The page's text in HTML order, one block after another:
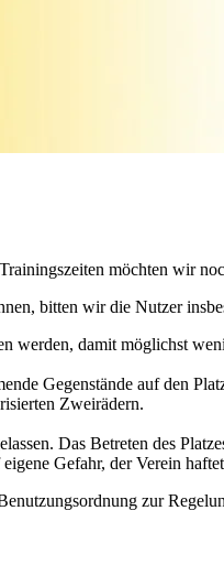
möchten wir
bitten wir die Nutzer
werden, damit möglichst
Gegenstände auf den
Zweirädern.
Das Betreten des
Gefahr, der Verein
zur